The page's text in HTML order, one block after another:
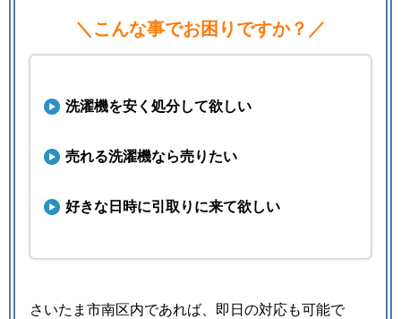
＼こんな事でお困りですか？／
洗濯機を安く処分して欲しい
売れる洗濯機なら売りたい
好きな日時に引取りに来て欲しい
さいたま市南区内であれば、即日の対応も可能で